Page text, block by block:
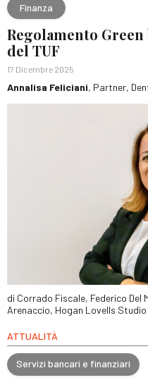
Finanza
Regolamento
del TUF
17 Dicembre 2025
Annalisa Feliciani, Partner,
di Corrado Fiscale, Federico Del
Arenaccio, Hogan Lovells
ATTUALITÀ
Servizi bancari e finanziari